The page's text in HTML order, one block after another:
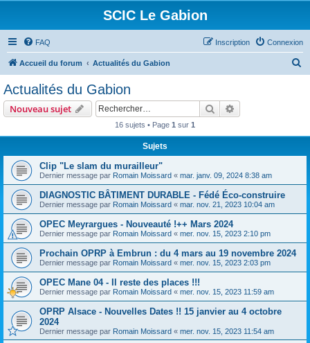
SCIC Le Gabion
FAQ Connexion
Inscription
Accueil du forum Actualités du Gabion
r
Actualités du Gabion
Nouveau sujet Rechercher
16 sujets • Page 1 sur 1
Sujets
Clip "Le slam du murailleur"
Dernier message par Romain Moissard « mar. janv. 09, 2024 8:38 am
DIAGNOSTIC BÂTIMENT DURABLE - Fédé Éco-construire
Dernier message par Romain Moissard « mar. nov. 21, 2023 10:04 am
OPEC Meyrargues - Nouveauté !++ Mars 2024
Dernier message par Romain Moissard « mer. nov. 15, 2023 2:10 pm
Prochain OPRP à Embrun : du 4 mars au 19 novembre 2024
Dernier message par Romain Moissard « mer. nov. 15, 2023 2:03 pm
OPEC Mane 04 - Il reste des places !!!
Dernier message par Romain Moissard « mer. nov. 15, 2023 11:59 am
OPRP Alsace - Nouvelles Dates !! 15 janvier au 4 octobre
2024
Dernier message par Romain Moissard « mer. nov. 15, 2023 11:54 am